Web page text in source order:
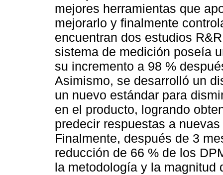
mejores herramientas que
mejorarlo y finalmente
encuentran dos estudios
sistema de medición poseía
su incremento a 98 %
Asimismo, se desarrolló un
un nuevo estándar para
en el producto, logrando
predecir respuestas a
Finalmente, después de 3
reducción de 66 % de los
la metodología y la magnitud